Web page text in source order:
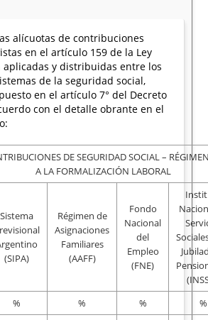
alícuotas de contribuciones
en el artículo 159 de la Ley
aplicadas y distribuidas entre los
de la seguridad social,
en el artículo 7° del Decreto
con el detalle obrante en el
DE SEGURIDAD SOCIAL –
A LA FORMALIZACIÓN LABORAL
Sistema
(SIPA)
Régimen de
Asignaciones
Familiares
(AAFF)
Fondo
Nacional
del
Empleo
(FNE)
%
% %
%